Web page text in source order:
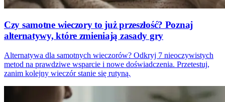
Czy samotne wieczory to już przeszłość? Poznaj
alternatywy, które zmieniają zasady gry
Alternatywa dla samotnych wieczorów? Odkryj 7 nieoczywistych
metod na prawdziwe wsparcie i nowe doświadczenia. Przetestuj,
zanim kolejny wieczór stanie się rutyną.